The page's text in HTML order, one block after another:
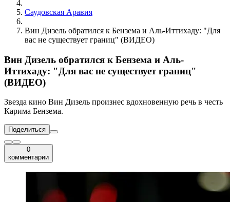
Саудовская Аравия
Вин Дизель обратился к Бензема и Аль-Иттихаду: "Для
вас не существует границ" (ВИДЕО)
Вин Дизель обратился к Бензема и Аль-
Иттихаду: "Для вас не существует границ"
(ВИДЕО)
Звезда кино Вин Дизель произнес вдохновенную речь в честь
Карима Бензема.
Поделиться
0
комментарии